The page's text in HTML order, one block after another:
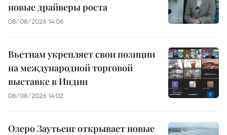
новые драйверы роста
08/08/2026 14:06
Вьетнам укрепляет свои позиции
на международной торговой
выставке в Индии
08/08/2026 14:02
Озеро Заутьенг открывает новые